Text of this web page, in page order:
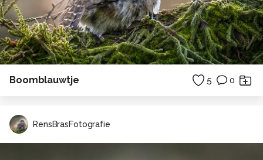
Boomblauwtje 5 0
RensBrasFotografie